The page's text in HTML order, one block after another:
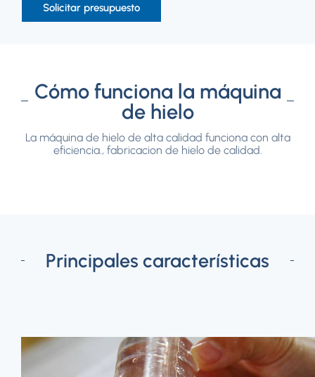
Solicitar presupuesto
Cómo funciona la máquina
de hielo
La máquina de hielo de alta calidad funciona con alta
eficiencia., fabricacion de hielo de calidad.
Principales características